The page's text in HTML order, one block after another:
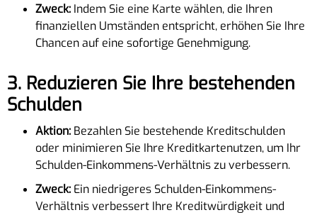
Zweck: Indem Sie eine Karte wählen, die Ihren
finanziellen Umständen entspricht, erhöhen Sie Ihre
Chancen auf eine sofortige Genehmigung.
3. Reduzieren Sie Ihre bestehenden
Schulden
Aktion: Bezahlen Sie bestehende Kreditschulden
oder minimieren Sie Ihre Kreditkartenutzen, um Ihr
Schulden-Einkommens-Verhältnis zu verbessern.
Zweck: Ein niedrigeres Schulden-Einkommens-
Verhältnis verbessert Ihre Kreditwürdigkeit und